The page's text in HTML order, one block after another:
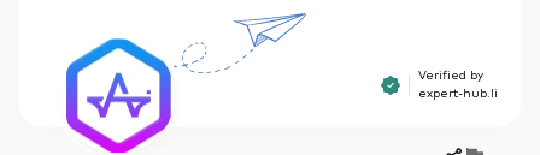
Verified by
expert-hub.li